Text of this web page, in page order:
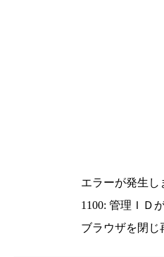
エラーが発生し
1100: 管理ＩＤ
ブラウザを閉じ